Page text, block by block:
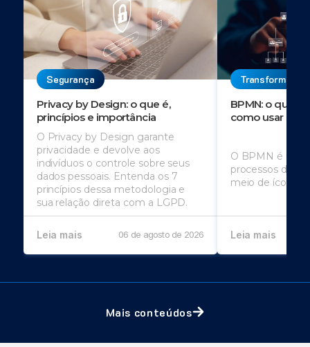
Segurança
Privacy by Design: o que é,
princípios e importância
O Privacy by Design garante
privacidade e devolve aos
indivíduos o controle sobre seus
dados pessoais. Entenda os 7
princípios dessa metodologia e
sua relação direta com a LGPD.
Leia mais 06 de agosto de 2026
BPMN: o que
como usar
O BPMN é
processos de
meio de ícones
Leia mais
Mais conteúdos